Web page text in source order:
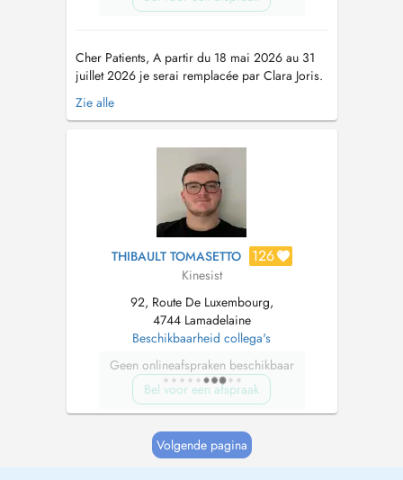
Cher Patients, A partir du 18 mai 2026 au 31
juillet 2026 je serai remplacée par Clara Joris.
Diplômé d'un master en kinésithérapie de
Lunex University de Differdange, j'aurai le
rendre visite a domicile pour votre
rééducation. Je traite t...
Zie alle
THIBAULT TOMASETTO 126
Kinesist
92, Route De Luxembourg,
4744 Lamadelaine
Beschikbaarheid collega's
Geen onlineafspraken beschikbaar
Bel voor een afspraak
Volgende pagina